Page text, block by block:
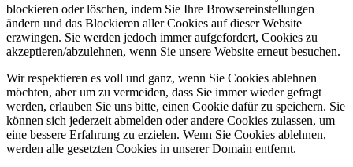
blockieren oder löschen, indem Sie Ihre Browsereinstellungen
ändern und das Blockieren aller Cookies auf dieser Website
erzwingen. Sie werden jedoch immer aufgefordert, Cookies zu
akzeptieren/abzulehnen, wenn Sie unsere Website erneut besuchen.
Wir respektieren es voll und ganz, wenn Sie Cookies ablehnen
möchten, aber um zu vermeiden, dass Sie immer wieder gefragt
werden, erlauben Sie uns bitte, einen Cookie dafür zu speichern. Sie
können sich jederzeit abmelden oder andere Cookies zulassen, um
eine bessere Erfahrung zu erzielen. Wenn Sie Cookies ablehnen,
werden alle gesetzten Cookies in unserer Domain entfernt.